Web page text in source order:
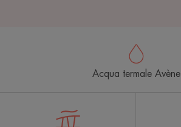
Acqua termale Avène